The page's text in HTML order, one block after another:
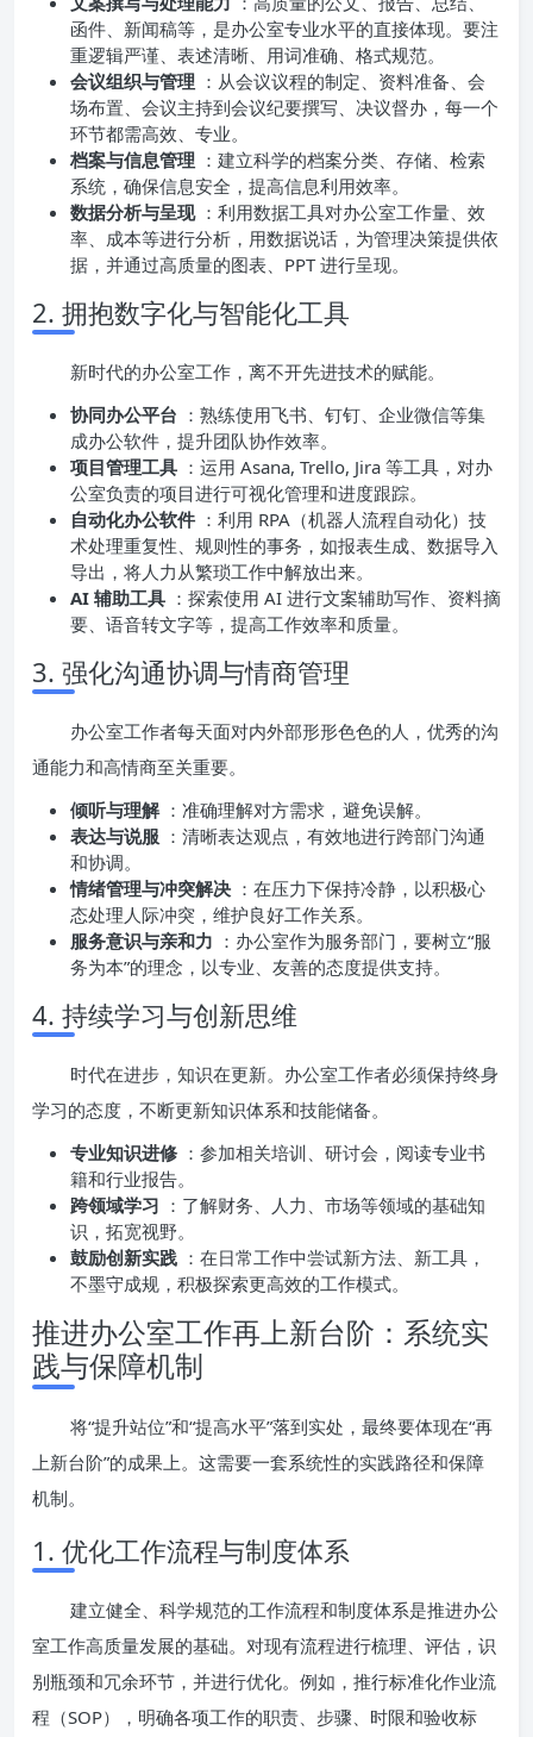
函件、新闻稿等，是办公室专业水平的直接体现。要注
重逻辑严谨、表述清晰、用词准确、格式规范。
会议组织与管理 ：从会议议程的制定、资料准备、会
场布置、会议主持到会议纪要撰写、决议督办，每一个
环节都需高效、专业。
档案与信息管理 ：建立科学的档案分类、存储、检索
系统，确保信息安全，提高信息利用效率。
数据分析与呈现 ：利用数据工具对办公室工作量、效
率、成本等进行分析，用数据说话，为管理决策提供依
据，并通过高质量的图表、PPT 进行呈现。
2. 拥抱数字化与智能化工具
新时代的办公室工作，离不开先进技术的赋能。
协同办公平台 ：熟练使用飞书、钉钉、企业微信等集
成办公软件，提升团队协作效率。
项目管理工具 ：运用 Asana, Trello, Jira 等工具，对办
公室负责的项目进行可视化管理和进度跟踪。
自动化办公软件 ：利用 RPA（机器人流程自动化）技
术处理重复性、规则性的事务，如报表生成、数据导入
导出，将人力从繁琐工作中解放出来。
AI 辅助工具 ：探索使用 AI 进行文案辅助写作、资料摘
要、语音转文字等，提高工作效率和质量。
3. 强化沟通协调与情商管理
办公室工作者每天面对内外部形形色色的人，优秀的沟
通能力和高情商至关重要。
倾听与理解 ：准确理解对方需求，避免误解。
表达与说服 ：清晰表达观点，有效地进行跨部门沟通
和协调。
情绪管理与冲突解决 ：在压力下保持冷静，以积极心
态处理人际冲突，维护良好工作关系。
服务意识与亲和力 ：办公室作为服务部门，要树立“服
务为本”的理念，以专业、友善的态度提供支持。
4. 持续学习与创新思维
时代在进步，知识在更新。办公室工作者必须保持终身
学习的态度，不断更新知识体系和技能储备。
专业知识进修 ：参加相关培训、研讨会，阅读专业书
籍和行业报告。
跨领域学习 ：了解财务、人力、市场等领域的基础知
识，拓宽视野。
鼓励创新实践 ：在日常工作中尝试新方法、新工具，
不墨守成规，积极探索更高效的工作模式。
推进办公室工作再上新台阶：系统实
践与保障机制
将“提升站位”和“提高水平”落到实处，最终要体现在“再
上新台阶”的成果上。这需要一套系统性的实践路径和保障
机制。
1. 优化工作流程与制度体系
建立健全、科学规范的工作流程和制度体系是推进办公
室工作高质量发展的基础。对现有流程进行梳理、评估，识
别瓶颈和冗余环节，并进行优化。例如，推行标准化作业流
程（SOP），明确各项工作的职责、步骤、时限和验收标